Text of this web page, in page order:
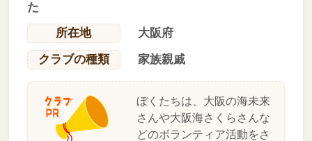
た
所在地
大阪府
クラブの種類
家族親戚
ぼくたちは、大阪の海未来
さんや大阪海さくらさんな
どのボランティア活動をさ